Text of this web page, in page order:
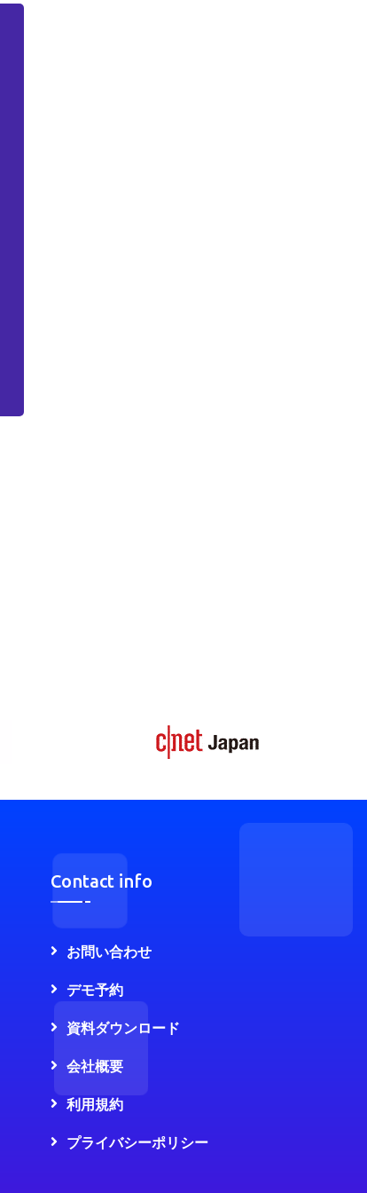
Contact info
お問い合わせ
デモ予約
資料ダウンロード
会社概要
利用規約
プライバシーポリシー